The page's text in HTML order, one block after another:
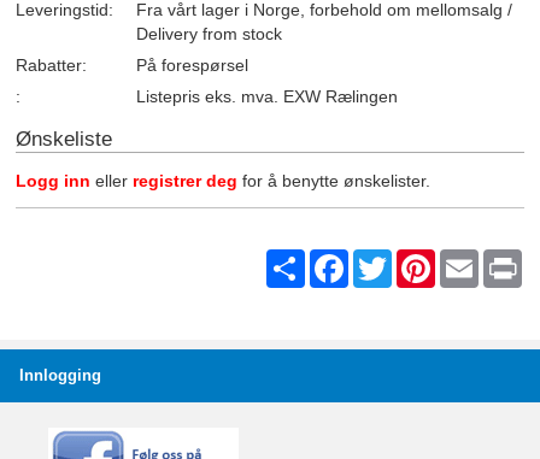
Leveringstid:
Fra vårt lager i Norge, forbehold om mellomsalg /
Delivery from stock
Rabatter:
På forespørsel
:
Listepris eks. mva. EXW Rælingen
Ønskeliste
Logg inn eller registrer deg for å benytte ønskelister.
ShareFacebook
TwitterPinterest
Email
Innlogging